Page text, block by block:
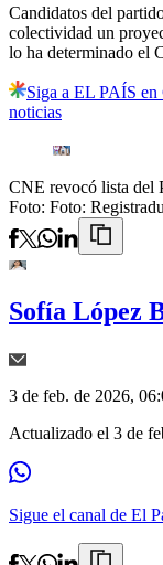
Candidatos del
colectividad un
lo ha determinado el
Siga a EL PAÍS
noticias
CNE revocó lista del
Foto: Foto:
Sofía López
3 de feb. de 2026,
Actualizado el 3 de
Sigue el canal de El